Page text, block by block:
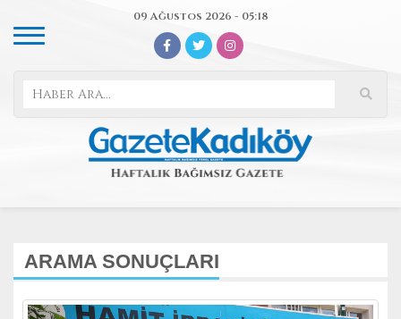
09 Ağustos 2026 - 05:18
ARAMA SONUÇLARI